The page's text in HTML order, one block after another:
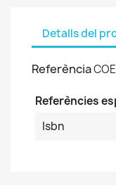
Detalls del
Referència
Referències
Isbn